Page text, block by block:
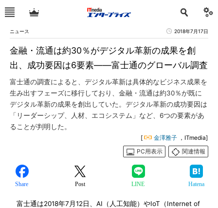
ニュース 2018年7月17日
金融・流通は約30％がデジタル革新の成果を創
出、成功要因は6要素――富士通のグローバル調査
富士通の調査によると、デジタル革新は具体的なビジネス成果を
生み出すフェーズに移行しており、金融・流通は約30％が既に
デジタル革新の成果を創出していた。デジタル革新の成功要因は
「リーダーシップ、人材、エコシステム」など、6つの要素があ
ることが判明した。
[ 金澤雅子 ，ITmedia]
PC用表示
関連情報
Share Post LINE Hatena
富士通は2018年7月12日、AI（人工知能）やIoT（Internet of